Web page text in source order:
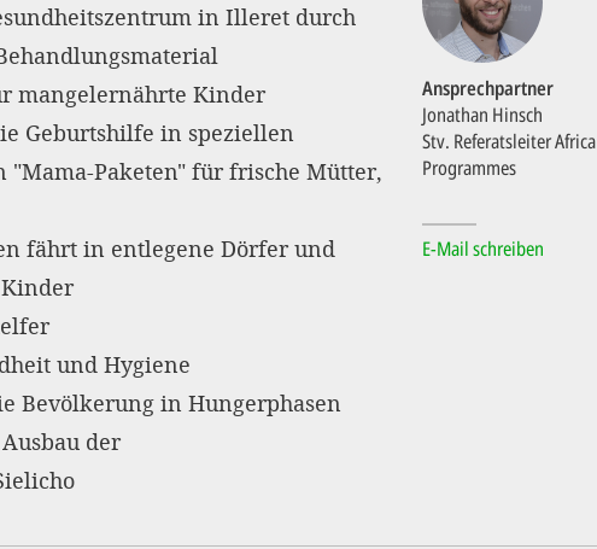
in Illeret durch
mangelernährte Kinder
Geburtshilfe in speziellen
"Mama-Paketen" für frische Mütter,
fährt in entlegene Dörfer und
und Hygiene
Bevölkerung in Hungerphasen
der
Ansprechpartner
Jonathan Hinsch
Stv. Referatsleiter Africa
Programmes
E-Mail schreiben